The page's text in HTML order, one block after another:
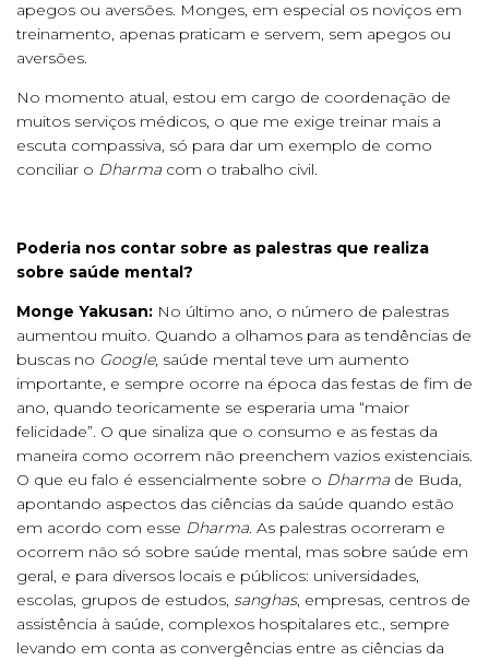
apegos ou aversões. Monges, em especial os noviços em
treinamento, apenas praticam e servem, sem apegos ou
aversões.
No momento atual, estou em cargo de coordenação de
muitos serviços médicos, o que me exige treinar mais a
escuta compassiva, só para dar um exemplo de como
conciliar o Dharma com o trabalho civil.
Poderia nos contar sobre as palestras que realiza
sobre saúde mental?
Monge Yakusan: No último ano, o número de palestras
aumentou muito. Quando a olhamos para as tendências de
buscas no Google, saúde mental teve um aumento
importante, e sempre ocorre na época das festas de fim de
ano, quando teoricamente se esperaria uma “maior
felicidade”. O que sinaliza que o consumo e as festas da
maneira como ocorrem não preenchem vazios existenciais.
O que eu falo é essencialmente sobre o Dharma de Buda,
apontando aspectos das ciências da saúde quando estão
em acordo com esse Dharma. As palestras ocorreram e
ocorrem não só sobre saúde mental, mas sobre saúde em
geral, e para diversos locais e públicos: universidades,
escolas, grupos de estudos, sanghas, empresas, centros de
assistência à saúde, complexos hospitalares etc., sempre
levando em conta as convergências entre as ciências da